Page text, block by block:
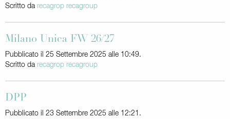
Scritto da recagrop recagroup
Milano Unica FW 26/27
Pubblicato il 25 Settembre 2025 alle 10:49.
Scritto da recagrop recagroup
DPP
Pubblicato il 23 Settembre 2025 alle 12:21.